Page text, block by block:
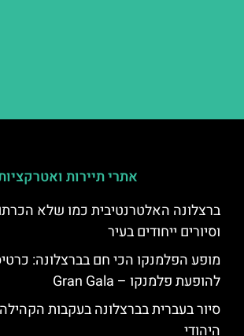
אתרי תיירות
ברצלונה האלטרנטיבית כמו שלא
וסיורים ייחודים בעיר
מופע הפלמנקו הכי חם בברצלונה:
להופעת פלמנקו – Gran Gala
סיור בעברית בברצלונה בעקבות
היהודי